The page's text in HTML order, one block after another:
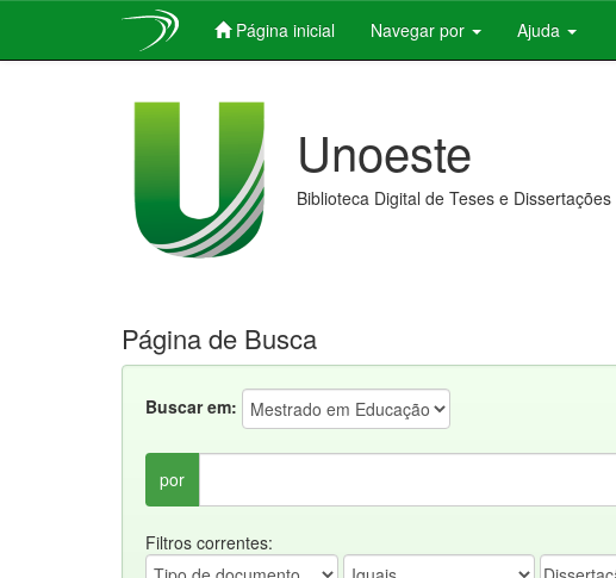
Página inicial Navegar por Ajuda
Unoeste
Biblioteca Digital de Teses e Dissertações
Página de Busca
Buscar em:
por
Filtros correntes: